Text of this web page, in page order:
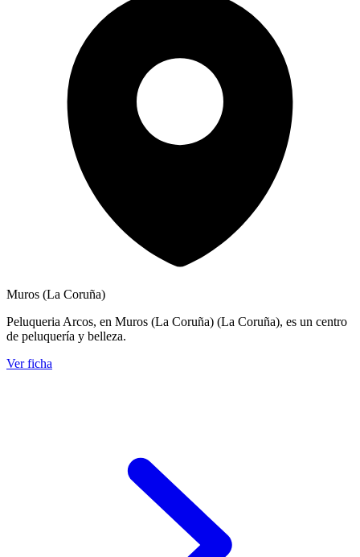
Muros (La Coruña)
Peluqueria Arcos, en Muros (La Coruña) (La Coruña), es un centro
de peluquería y belleza.
Ver ficha